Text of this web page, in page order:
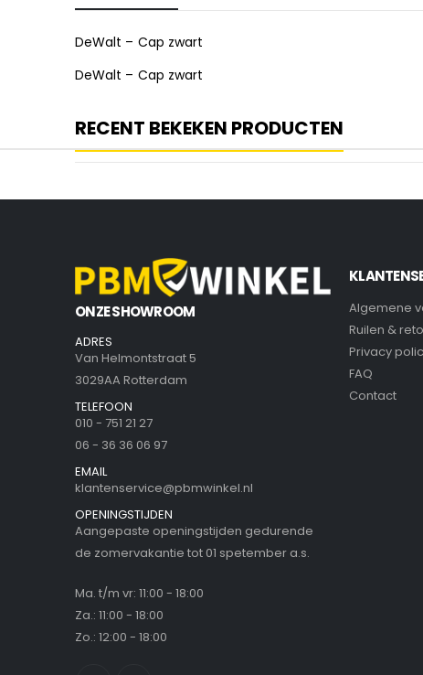
DeWalt – Cap zwart
DeWalt – Cap zwart
RECENT BEKEKEN PRODUCTEN
ONZE SHOWROOM
ADRES
Van Helmontstraat 5
3029AA Rotterdam
TELEFOON
010 - 751 21 27
06 - 36 36 06 97
EMAIL
klantenservice@pbmwinkel.nl
OPENINGSTIJDEN
Aangepaste openingstijden gedurende
de zomervakantie tot 01 spetember a.s.
Ma. t/m vr: 11:00 - 18:00
Za.: 11:00 - 18:00
Zo.: 12:00 - 18:00
Algemene
Ruilen &
Privacy
FAQ
Contact